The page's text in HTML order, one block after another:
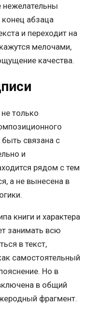
нежелательны
конец абзаца
и переходит на
мелочами,
качества.
только
связана с
и
рядом с тем
а не вынесена в
книги и характера
занимать всю
в текст,
самостоятельный
Но в
в общий
фрагмент.